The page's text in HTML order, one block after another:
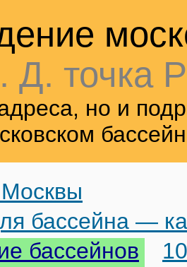
Д. точка
но и
бассейна —
бассейнов